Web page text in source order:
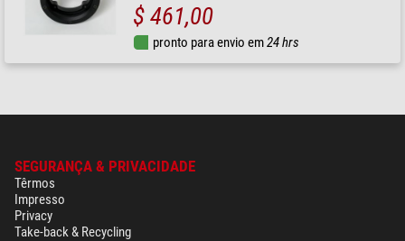
$ 461,00
pronto para envio em24 hrs
SEGURANÇA & PRIVACIDADE
Têrmos
Impresso
Privacy
Take-back & Recycling